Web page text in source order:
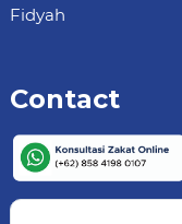
Fidyah
Contact